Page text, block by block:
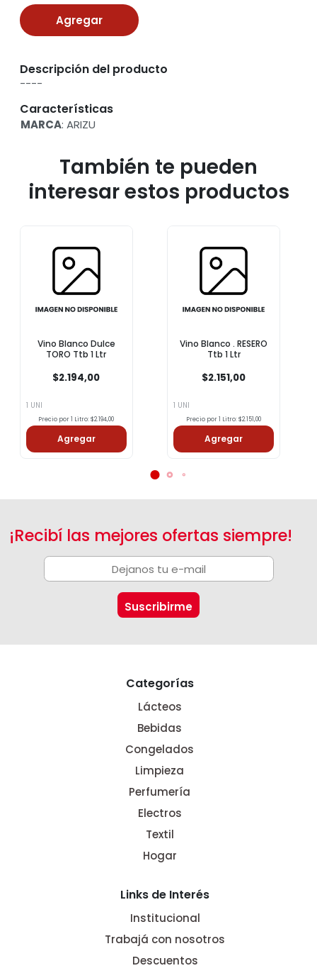
Agregar
Descripción del producto
----
Características
MARCA: ARIZU
También te pueden
interesar estos productos
Vino Blanco Dulce
TORO Ttb 1 Ltr
$2.194,00
1 UNI
Precio por 1 Litro: $2.194,00
Agregar
Vino Blanco . RESERO
Ttb 1 Ltr
$2.151,00
1 UNI
Precio por 1 Litro: $2.151,00
Agregar
¡Recibí las mejores ofertas siempre!
Categorías
Lácteos
Bebidas
Congelados
Limpieza
Perfumería
Electros
Textil
Hogar
Links de Interés
Institucional
Trabajá con nosotros
Descuentos